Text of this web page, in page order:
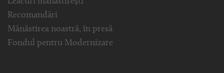
Recomandări
Mănăstirea noastră, în presă
Fondul pentru Modernizare